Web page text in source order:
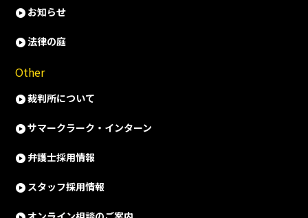
お知らせ
法律の庭
Other
裁判所について
サマークラーク・インターン
弁護士採用情報
スタッフ採用情報